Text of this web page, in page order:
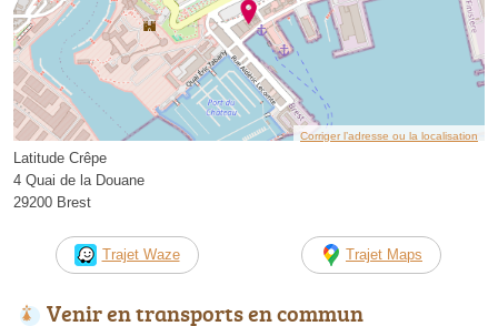
Corriger l’adresse ou la localisation
Latitude Crêpe
4 Quai de la Douane
29200 Brest
Trajet Waze Trajet Maps
Venir en transports en commun